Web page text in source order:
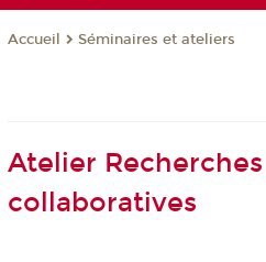
Accueil Séminaires et ateliers
Atelier
collaboratives